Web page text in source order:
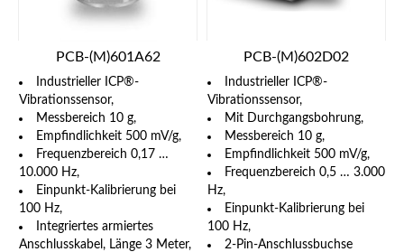
PCB-(M)601A62
Industrieller ICP®-
Vibrationssensor,
Messbereich 10 g,
Empfindlichkeit 500 mV/g,
Frequenzbereich 0,17 …
10.000 Hz,
Einpunkt-Kalibrierung bei
100 Hz,
Integriertes armiertes
Anschlusskabel, Länge 3 Meter,
PCB-(M)602D02
Industrieller ICP®-
Vibrationssensor,
Mit Durchgangsbohrung,
Messbereich 10 g,
Empfindlichkeit 500 mV/g,
Frequenzbereich 0,5 … 3.000
Hz,
Einpunkt-Kalibrierung bei
100 Hz,
2-Pin-Anschlussbuchse